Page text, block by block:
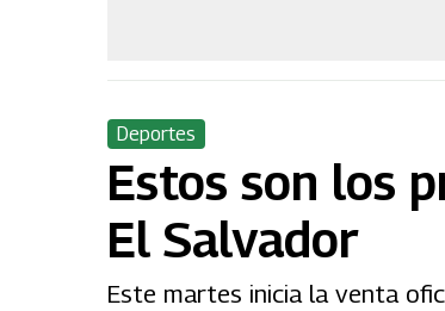
Deportes
Estos son los
El Salvador
Este martes inicia la venta